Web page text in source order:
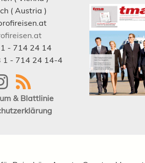
( Austria )
- 714 24 14
1 - 714 24 14-4
& Blattlinie